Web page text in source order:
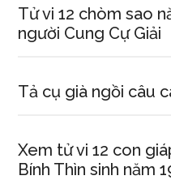
Tử vi 12 chòm sao
người Cung Cự Giải
Tả cụ già ngồi câu
Xem tử vi 12 con
Bính Thìn sinh năm